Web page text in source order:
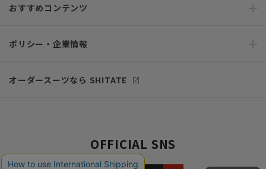
おすすめコンテンツ
ポリシー・企業情報
オーダースーツなら SHITATE
OFFICIAL SNS